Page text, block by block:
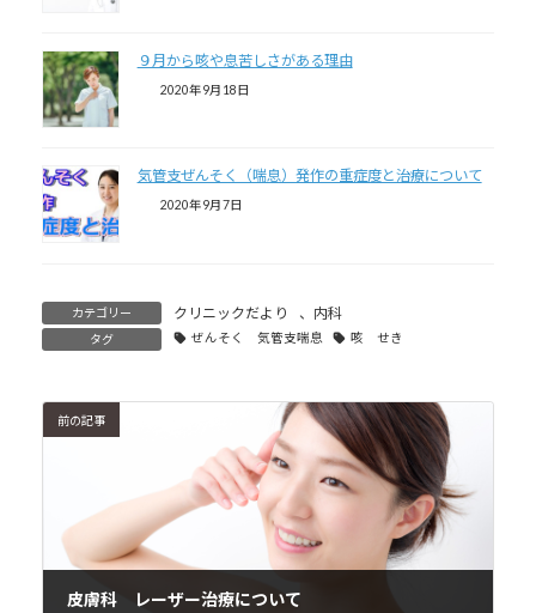
９月から咳や息苦しさがある理由
2020年9月18日
気管支ぜんそく（喘息）発作の重症度と治療について
2020年9月7日
カテゴリー クリニックだより 、 内科
タグ ぜんそく 気管支喘息 咳 せき
前の記事
皮膚科 レーザー治療について